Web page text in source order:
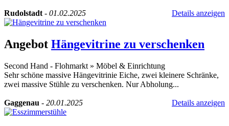
Rudolstadt - 01.02.2025 Details anzeigen
Angebot Hängevitrine zu verschenken
Second Hand - Flohmarkt » Möbel & Einrichtung
Sehr schöne massive Hängevitrinie Eiche, zwei kleinere Schränke,
zwei massive Stühle zu verschenken. Nur Abholung...
Gaggenau - 20.01.2025 Details anzeigen